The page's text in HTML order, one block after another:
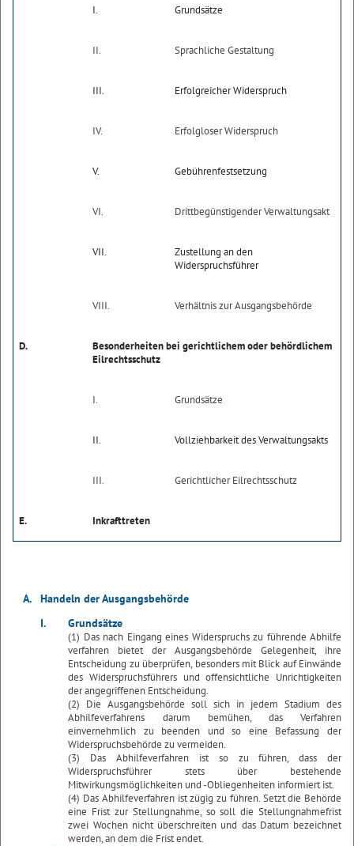
I. Grundsätze
II. Sprachliche Gestaltung
III. Erfolgreicher Widerspruch
IV. Erfolgloser Widerspruch
V. Gebührenfestsetzung
VI. Drittbegünstigender Verwaltungsakt
VII.
Zustellung an den
Widerspruchsführer
VIII. Verhältnis zur Ausgangsbehörde
D.
Besonderheiten bei gerichtlichem oder behördlichem
Eilrechtsschutz
I. Grundsätze
II. Vollziehbarkeit des Verwaltungsakts
III. Gerichtlicher Eilrechtsschutz
E. Inkrafttreten
A.
Handeln der Ausgangsbehörde
I.
Grundsätze
(1) Das nach Eingang eines Widerspruchs zu führende Abhilfe
verfahren bietet der Ausgangsbehörde Gelegenheit, ihre
Entscheidung zu überprüfen, besonders mit Blick auf Einwände
des Widerspruchsführers und offensichtliche Unrichtigkeiten
der angegriffenen Entscheidung.
(2) Die Ausgangsbehörde soll sich in jedem Stadium des
Abhilfeverfahrens darum bemühen, das Verfahren
einvernehmlich zu beenden und so eine Befassung der
Widerspruchsbehörde zu vermeiden.
(3) Das Abhilfeverfahren ist so zu führen, dass der
Widerspruchsführer stets über bestehende
Mitwirkungsmöglichkeiten und -Obliegenheiten informiert ist.
(4) Das Abhilfeverfahren ist zügig zu führen. Setzt die Behörde
eine Frist zur Stellungnahme, so soll die Stellungnahmefrist
zwei Wochen nicht überschreiten und das Datum bezeichnet
werden, an dem die Frist endet.